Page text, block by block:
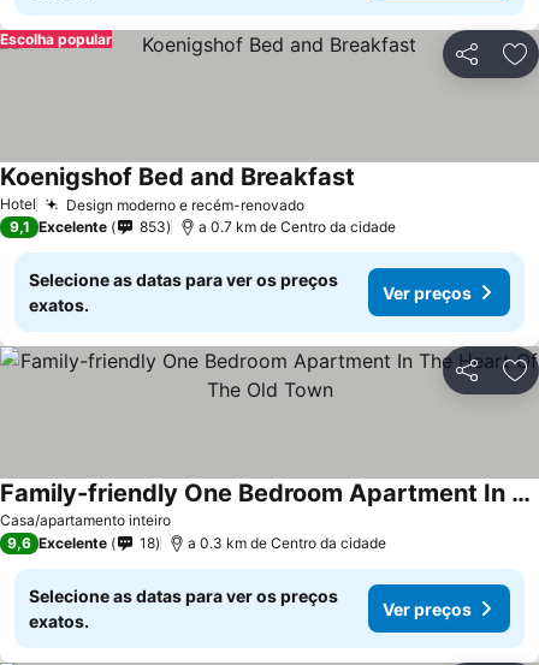
Partilhar
Escolha popular
Hotel Design moderno e recém-renovado
Koenigshof Bed and Breakfast
9,1 Excelente 853 a 0.7 km de Centro da cidade
Selecione as datas para ver os preços
exatos.
Ver preços
Partilhar
Casa/apartamento inteiro
Family-friendly One Bedroom Apartment In The Heart Of The Old Town
9,6 Excelente 18 a 0.3 km de Centro da cidade
Selecione as datas para ver os preços
exatos.
Ver preços